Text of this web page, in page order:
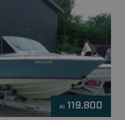
Kr. 119.800